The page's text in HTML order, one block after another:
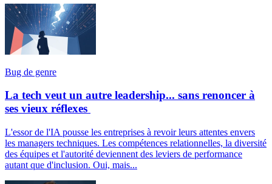
Bug de genre
La tech veut un autre leadership... sans renoncer à
ses vieux réflexes
L'essor de l'IA pousse les entreprises à revoir leurs attentes envers
les managers techniques. Les compétences relationnelles, la diversité
des équipes et l'autorité deviennent des leviers de performance
autant que d'inclusion. Oui, mais...